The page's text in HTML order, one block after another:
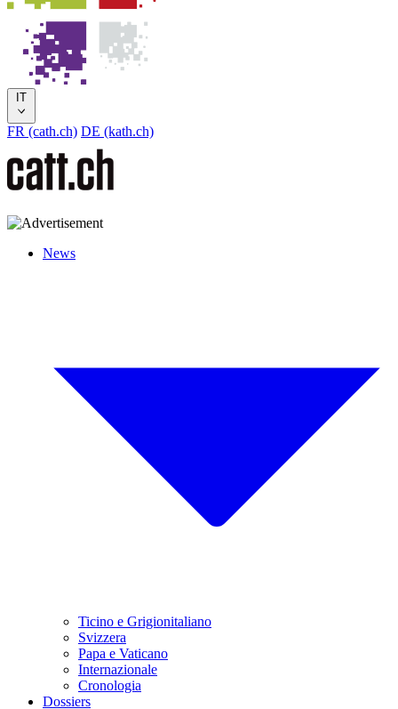
IT
FR (cath.ch) DE (kath.ch)
News
Ticino e Grigionitaliano
Svizzera
Papa e Vaticano
Internazionale
Cronologia
Dossiers